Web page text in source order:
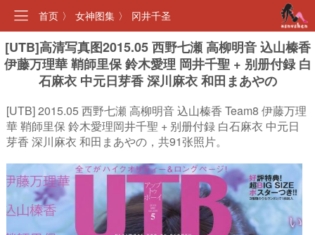
首页 〉 女神图集 〉 冈井千圣
[UTB]高清写真图2015.05 西野七瀬 高柳明音 込山榛香
伊藤万理華 鞘師里保 鈴木愛理 岡井千聖 + 别册付録 白
石麻衣 中元日芽香 深川麻衣 和田まあやの
[UTB] 2015.05 西野七瀬 高柳明音 込山榛香 Team8 伊藤万理
華 鞘師里保 鈴木愛理岡井千聖 + 别册付録 白石麻衣 中元日
芽香 深川麻衣 和田まあやの，共91张照片。